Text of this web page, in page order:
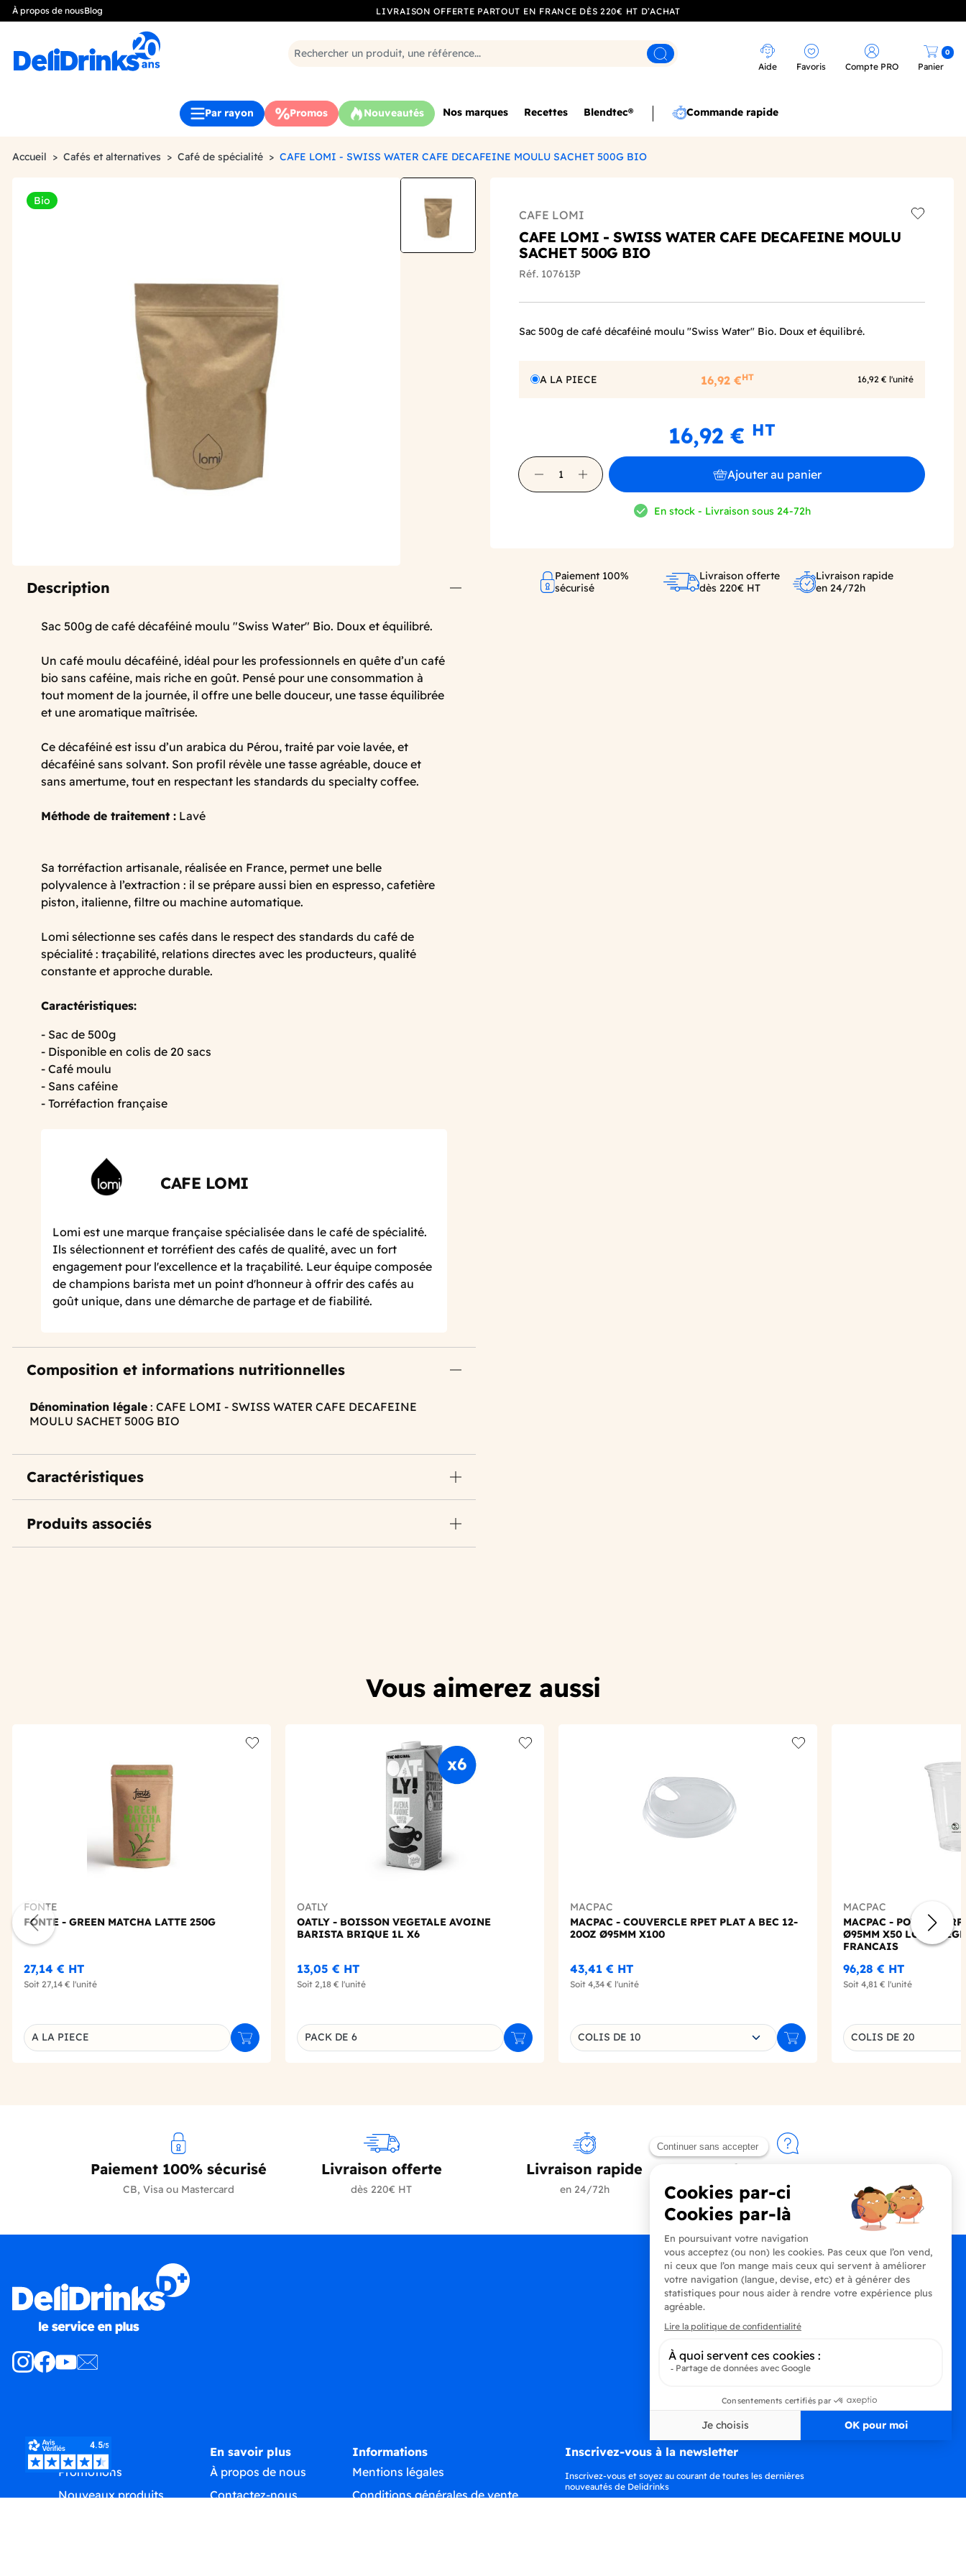
À propos de nousBlog LIVRAISON OFFERTE PARTOUT EN FRANCE DÈS 220€ HT D’ACHAT
Rechercher
Aide Favoris Compte PRO Panier
0
Par rayon Promos Nouveautés Nos marques Recettes Blendtec® Commande rapide
Accueil Cafés et alternatives Café de spécialité CAFE LOMI - SWISS WATER CAFE DECAFEINE MOULU SACHET 500G BIO
Bio
Description
Sac 500g de café décaféiné moulu "Swiss Water" Bio. Doux et équilibré.
Un café moulu décaféiné, idéal pour les professionnels en quête d’un café
bio sans caféine, mais riche en goût. Pensé pour une consommation à
tout moment de la journée, il offre une belle douceur, une tasse équilibrée
et une aromatique maîtrisée.
Ce décaféiné est issu d’un arabica du Pérou, traité par voie lavée, et
décaféiné sans solvant. Son profil révèle une tasse agréable, douce et
sans amertume, tout en respectant les standards du specialty coffee.
Méthode de traitement : Lavé
Sa torréfaction artisanale, réalisée en France, permet une belle
polyvalence à l’extraction : il se prépare aussi bien en espresso, cafetière
piston, italienne, filtre ou machine automatique.
Lomi sélectionne ses cafés dans le respect des standards du café de
spécialité : traçabilité, relations directes avec les producteurs, qualité
constante et approche durable.
Caractéristiques:
- Sac de 500g
- Disponible en colis de 20 sacs
- Café moulu
- Sans caféine
- Torréfaction française
CAFE LOMI
Lomi est une marque française spécialisée dans le café de spécialité.
Ils sélectionnent et torréfient des cafés de qualité, avec un fort
engagement pour l'excellence et la traçabilité. Leur équipe composée
de champions barista met un point d'honneur à offrir des cafés au
goût unique, dans une démarche de partage et de fiabilité.
Composition et informations nutritionnelles
Dénomination légale : CAFE LOMI - SWISS WATER CAFE DECAFEINE
MOULU SACHET 500G BIO
Caractéristiques
Produits associés
CAFE LOMI
CAFE LOMI - SWISS WATER CAFE DECAFEINE MOULU
SACHET 500G BIO
Réf. 107613P
Sac 500g de café décaféiné moulu "Swiss Water" Bio. Doux et équilibré.
A LA PIECE 16,92 €HT 16,92 € l'unité
16,92 € HT
Ajouter au panier
En stock - Livraison sous 24-72h
Paiement 100%
sécurisé
Livraison offerte
dès 220€ HT
Livraison rapide
en 24/72h
Vous aimerez aussi
FONTE
FONTE - GREEN MATCHA LATTE 250G
27,14 € HT
Soit 27,14 € l'unité
Déclinaison du produit
A LA PIECE Ajouter au panier
OATLY
OATLY - BOISSON VEGETALE AVOINE
BARISTA BRIQUE 1L X6
13,05 € HT
Soit 2,18 € l'unité
Déclinaison du produit
PACK DE 6 Ajouter au panier
MACPAC
MACPAC - COUVERCLE RPET PLAT A BEC 12-
20OZ Ø95MM X100
43,41 € HT
Soit 4,34 € l'unité
Choisissez une déclinaison
COLIS DE 10 Ajouter au panier
MACPAC
MACPAC - POT FLEX
Ø95MM X50 LOGO
FRANCAIS
96,28 € HT
Soit 4,81 € l'unité
Choisissez une
COLIS DE 20
Paiement 100% sécurisé
CB, Visa ou Mastercard
Livraison offerte
dès 220€ HT
Livraison rapide
en 24/72h
Contactez-nous
+33 (0)4 90 91 20 80
Produits
Promotions
Nouveaux produits
En savoir plus
À propos de nous
Contactez-nous
Informations
Mentions légales
Conditions générales de vente
Inscrivez-vous à la newsletter
Inscrivez-vous et soyez au courant de toutes les dernières
nouveautés de Delidrinks